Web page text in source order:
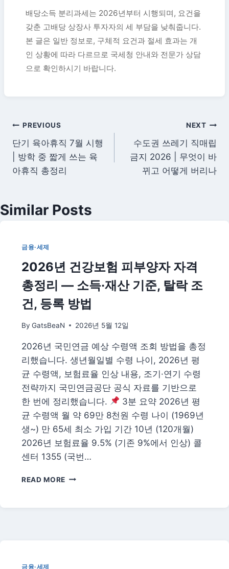
배당소득 분리과세는 2026년부터 시행되며, 요건을
갖춘 고배당 상장사 투자자의 세 부담을 낮춰줍니다.
본 글은 일반 정보로, 구체적 요건과 절세 효과는 개
인 상황에 따라 다르므로 국세청 안내와 전문가 상담
으로 확인하시기 바랍니다.
글
탐
색
PREVIOUS
단기 육아휴직 7월 시행
| 방학 중 짧게 쓰는 육
아휴직 총정리
NEXT
수도권 쓰레기 직매립
금지 2026 | 무엇이 바
뀌고 어떻게 버리나
Similar Posts
금융·세제
2026년 건강보험 피부양자 자격
총정리 — 소득·재산 기준, 탈락 조
건, 등록 방법
By GatsBeaN 2026년 5월 12일
2026년 국민연금 예상 수령액 조회 방법을 총정
리했습니다. 생년월일별 수령 나이, 2026년 평
균 수령액, 보험료율 인상 내용, 조기·연기 수령
전략까지 국민연금공단 공식 자료를 기반으로
한 번에 정리했습니다.
3분 요약 2026년 평
균 수령액 월 약 69만 8천원 수령 나이 (1969년
생~) 만 65세 최소 가입 기간 10년 (120개월)
2026년 보험료율 9.5% (기존 9%에서 인상) 콜
센터 1355 (국번…
READ MORE 2026
강
금융·세제